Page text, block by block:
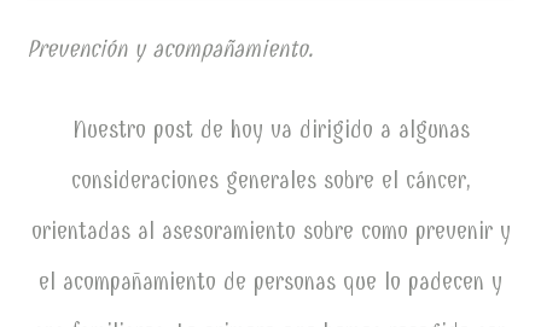
Prevención y acompañamiento.
Nuestro post de hoy va dirigido a algunas
consideraciones generales sobre el cáncer,
orientadas al asesoramiento sobre como prevenir y
el acompañamiento de personas que lo padecen y